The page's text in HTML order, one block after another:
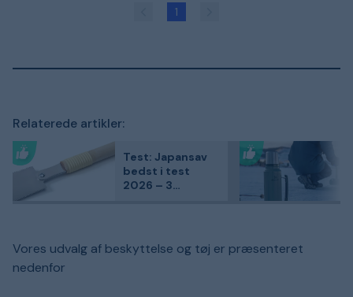
1
Relaterede artikler:
Test: Japansav
bedst i test
2026 – 3
Vores udvalg af beskyttelse og tøj er præsenteret
nedenfor